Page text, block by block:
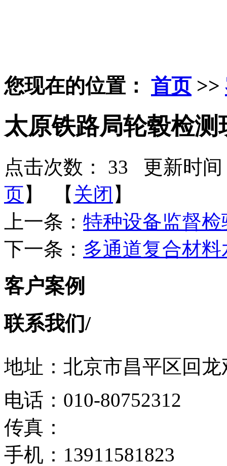
您现在的位置： 首页>>
太原铁路局轮毂检测
点击次数： 33
更新时
页】 【 关闭 】
上一条： 特种设备监督检
下一条： 多通道复合材
客户案例
联系我们/
地址：北京市昌平区回
电话：010-80752312
传真：
手机：13911581823